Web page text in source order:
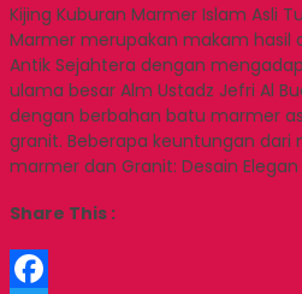
Kijing Kuburan Marmer Islam Asli
Marmer merupakan makam hasil
Antik Sejahtera dengan
ulama besar Alm Ustadz Jefri Al
dengan berbahan batu marmer
granit. Beberapa keuntungan
marmer dan Granit: Desain
Share This :